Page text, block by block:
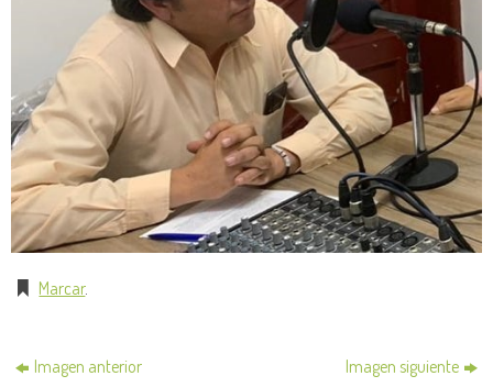
Marcar.
Imagen anterior Imagen siguiente